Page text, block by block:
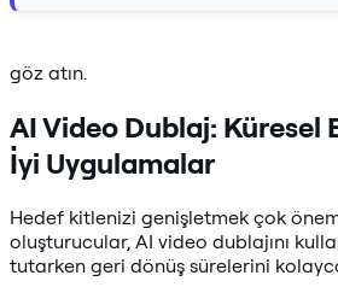
göz atın.
AI Video Dublaj: Küresel
İyi Uygulamalar
Hedef kitlenizi genişletmek çok
oluşturucular, AI video dublajını
tutarken geri dönüş sürelerini